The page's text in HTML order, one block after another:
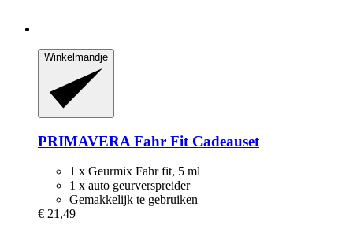
Winkelmandje
PRIMAVERA Fahr Fit Cadeauset
1 x Geurmix Fahr fit, 5 ml
1 x auto geurverspreider
Gemakkelijk te gebruiken
€ 21,49